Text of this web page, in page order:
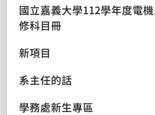
國立嘉義大學112學年度電
修科目冊
新項目
系主任的話
學務處新生專區